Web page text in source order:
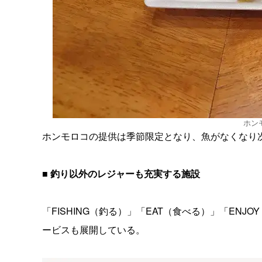
ホン
ホンモロコの提供は季節限定となり、魚がなくなり
■ 釣り以外のレジャーも充実する施設
「FISHING（釣る）」「EAT（食べる）」「
ービスも展開している。